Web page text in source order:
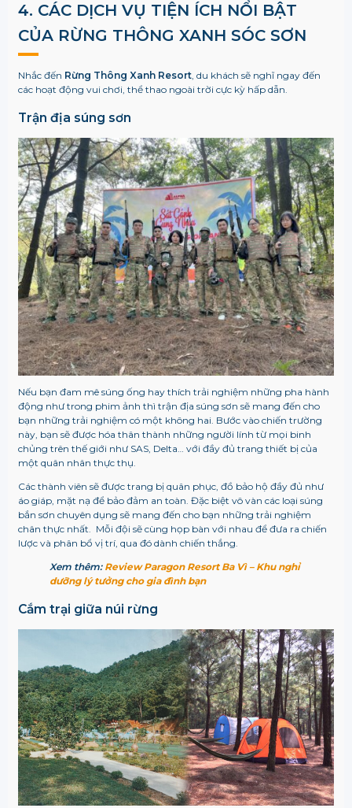
4. CÁC DỊCH VỤ TIỆN ÍCH NỔI BẬT
CỦA RỪNG THÔNG XANH SÓC SƠN
Nhắc đến Rừng Thông Xanh Resort, du khách sẽ nghĩ ngay đến
các hoạt động vui chơi, thể thao ngoài trời cực kỳ hấp dẫn.
Trận địa súng sơn
Nếu bạn đam mê súng ống hay thích trải nghiệm những pha hành
động như trong phim ảnh thì trận địa súng sơn sẽ mang đến cho
bạn những trải nghiệm có một không hai. Bước vào chiến trường
này, bạn sẽ được hóa thân thành những người lính từ mọi binh
chủng trên thế giới như SAS, Delta… với đầy đủ trang thiết bị của
một quân nhân thực thụ.
Các thành viên sẽ được trang bị quân phục, đồ bảo hộ đầy đủ như
áo giáp, mặt nạ để bảo đảm an toàn. Đặc biệt vô vàn các loại súng
bắn sơn chuyên dụng sẽ mang đến cho bạn những trải nghiệm
chân thực nhất. Mỗi đội sẽ cùng họp bàn với nhau để đưa ra chiến
lược và phân bổ vị trí, qua đó dành chiến thắng.
Xem thêm:Review Paragon Resort Ba Vì – Khu nghỉ
dưỡng lý tưởng cho gia đình bạn
Cắm trại giữa núi rừng